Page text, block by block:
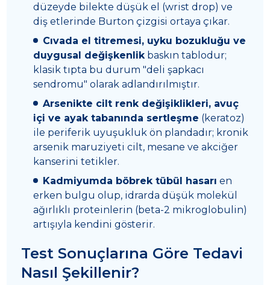
düzeyde bilekte düşük el (wrist drop) ve
diş etlerinde Burton çizgisi ortaya çıkar.
Cıvada el titremesi, uyku bozukluğu ve
duygusal değişkenlik baskın tablodur;
klasik tıpta bu durum "deli şapkacı
sendromu" olarak adlandırılmıştır.
Arsenikte cilt renk değişiklikleri, avuç
içi ve ayak tabanında sertleşme (keratoz)
ile periferik uyuşukluk ön plandadır; kronik
arsenik maruziyeti cilt, mesane ve akciğer
kanserini tetikler.
Kadmiyumda böbrek tübül hasarı en
erken bulgu olup, idrarda düşük molekül
ağırlıklı proteinlerin (beta-2 mikroglobulin)
artışıyla kendini gösterir.
Test Sonuçlarına Göre Tedavi
Nasıl Şekillenir?